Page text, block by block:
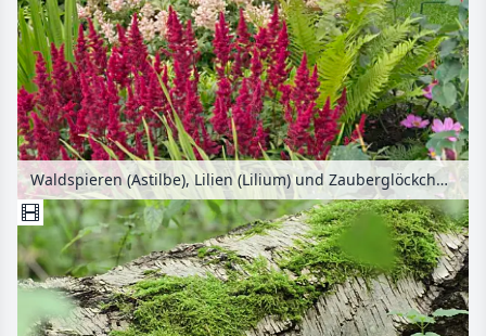
Waldspieren (Astilbe), Lilien (Lilium) und Zauberglöckchen (Calibrachoa) in einem Kleingarten